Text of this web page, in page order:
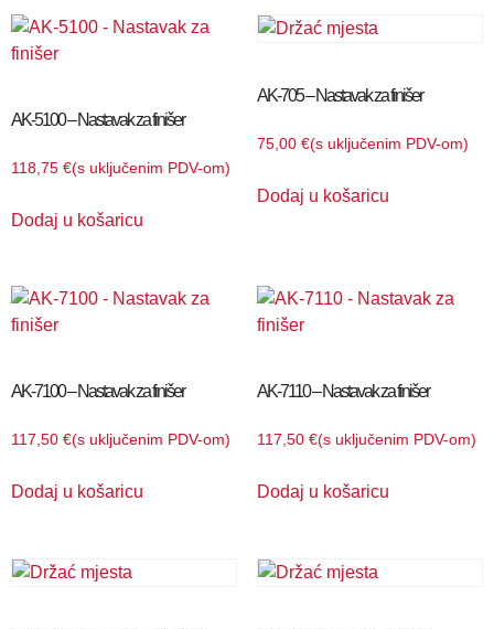
AK-5100 – Nastavak za finišer
118,75 €(s uključenim PDV-om)
Dodaj u košaricu
AK-705 – Nastavak za finišer
75,00 €(s uključenim PDV-om)
Dodaj u košaricu
AK-7100 – Nastavak za finišer
117,50 €(s uključenim PDV-om)
Dodaj u košaricu
AK-7110 – Nastavak za finišer
117,50 €(s uključenim PDV-om)
Dodaj u košaricu